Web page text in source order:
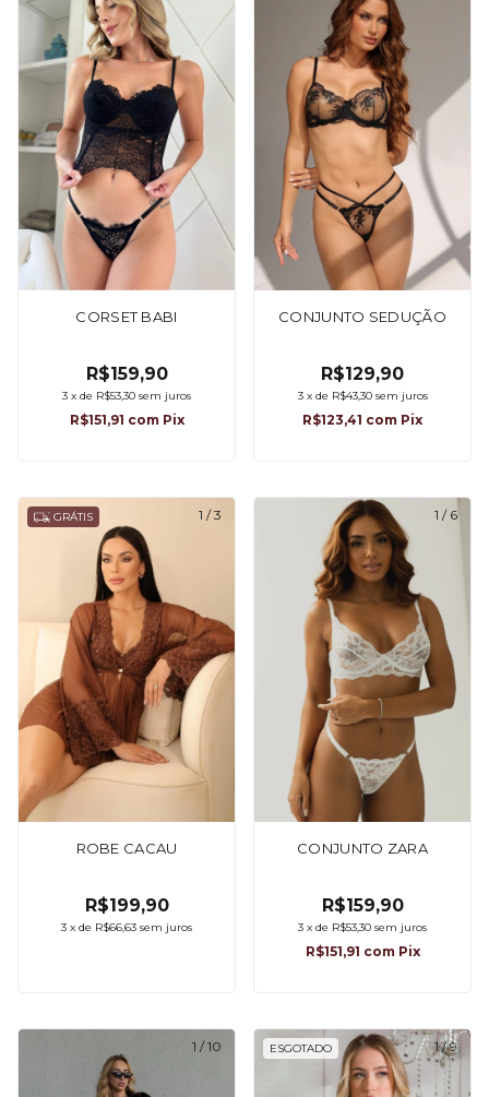
CORSET BABI
R$159,90
3 x de R$53,30 sem juros
R$151,91 com Pix
CONJUNTO SEDUÇÃO
R$129,90
3 x de R$43,30 sem juros
R$123,41 com Pix
1 /3
GRÁTIS
ROBE CACAU
R$199,90
3 x de R$66,63 sem juros
1 / 6
CONJUNTO ZARA
R$159,90
3 x de R$53,30 sem juros
R$151,91 com Pix
1 /10 1/9
ESGOTADO